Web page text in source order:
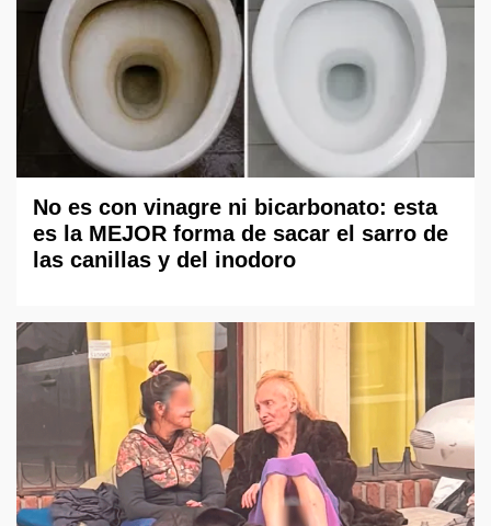
No es con vinagre ni bicarbonato: esta
es la MEJOR forma de sacar el sarro de
las canillas y del inodoro